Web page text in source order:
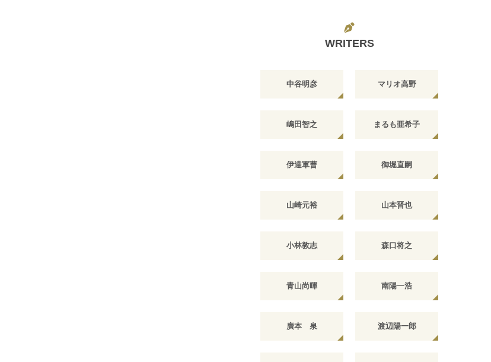
WRITERS
中谷明彦 マリオ高野
嶋田智之 まるも亜希子
伊達軍曹 御堀直嗣
山崎元裕 山本晋也
小林敦志 森口将之
青山尚暉 南陽一浩
廣本 泉 渡辺陽一郎